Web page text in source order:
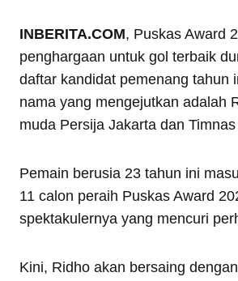
INBERITA.COM, Puskas Award
penghargaan untuk gol terbaik
daftar kandidat pemenang tahun
nama yang mengejutkan adalah
muda Persija Jakarta dan
Pemain berusia 23 tahun ini
11 calon peraih Puskas Award
spektakulernya yang mencuri
Kini, Ridho akan bersaing